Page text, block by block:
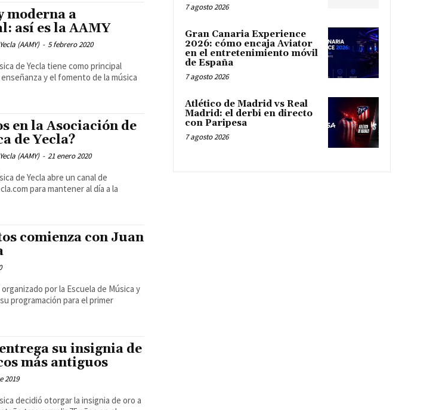
moderna a
así es la AAMY
(AAMY) - 5 febrero 2020
de Yecla tiene como principal
y el fomento de la música
en la Asociación de
de Yecla?
(AAMY) - 21 enero 2020
de Yecla abre un canal de
para mantener al día a la
comienza con Juan
por la Escuela de Música y
programación para el primer
su insignia de
más antiguos
2019
decidió otorgar la insignia de oro a
7 agosto 2026
Gran Canaria Experience
2026: cómo encaja Aviator
en el entretenimiento móvil
de España
7 agosto 2026
Atlético de Madrid vs Real
Madrid: el derbi en directo
con Paripesa
7 agosto 2026